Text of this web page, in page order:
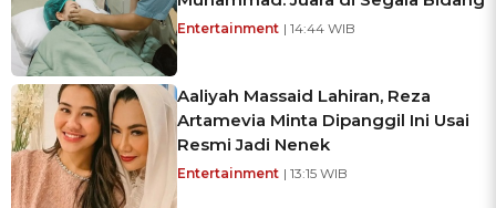
Entertainment | 14:44 WIB
Aaliyah Massaid Lahiran, Reza
Artamevia Minta Dipanggil Ini Usai
Resmi Jadi Nenek
Entertainment | 13:15 WIB